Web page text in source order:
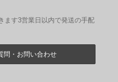
ます3営業日以内で発送の手配
問・お問い合わせ